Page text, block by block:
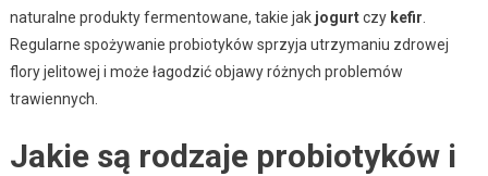
naturalne produkty fermentowane, takie jak jogurtczy kefir
Regularne spożywanie probiotyków sprzyja utrzymaniu zdrowej
flory jelitowej i może łagodzić objawy różnych problemów
trawiennych.
Jakie są rodzaje probiotyków i